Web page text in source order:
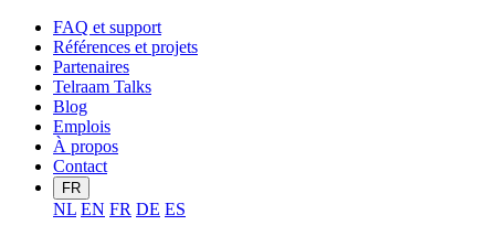
FAQ et support
Références et projets
Partenaires
Telraam Talks
Blog
Emplois
À propos
Contact
FR
NL EN FR DE ES